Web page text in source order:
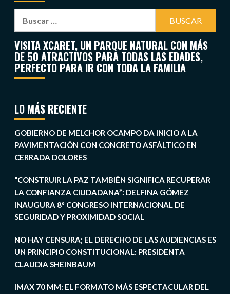
VISITA XCARET, UN PARQUE NATURAL CON MÁS
DE 50 ATRACTIVOS PARA TODAS LAS EDADES,
PERFECTO PARA IR CON TODA LA FAMILIA
LO MÁS RECIENTE
GOBIERNO DE MELCHOR OCAMPO DA INICIO A LA
PAVIMENTACIÓN CON CONCRETO ASFÁLTICO EN
CERRADA DOLORES
“CONSTRUIR LA PAZ TAMBIÉN SIGNIFICA RECUPERAR
LA CONFIANZA CIUDADANA”: DELFINA GÓMEZ
INAUGURA 8º CONGRESO INTERNACIONAL DE
SEGURIDAD Y PROXIMIDAD SOCIAL
NO HAY CENSURA; EL DERECHO DE LAS AUDIENCIAS ES
UN PRINCIPIO CONSTITUCIONAL: PRESIDENTA
CLAUDIA SHEINBAUM
IMAX 70 MM: EL FORMATO MÁS ESPECTACULAR DEL